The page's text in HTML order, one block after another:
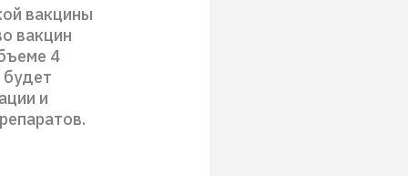
вакцины
вакцин
4
и